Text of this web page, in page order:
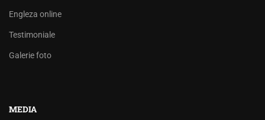
Engleza online
Testimoniale
Galerie foto
MEDIA